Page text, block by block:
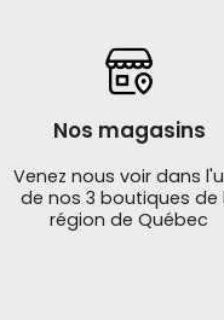
Nos magasins
Venez nous voir dans
de nos 3 boutiques de
région de Québec